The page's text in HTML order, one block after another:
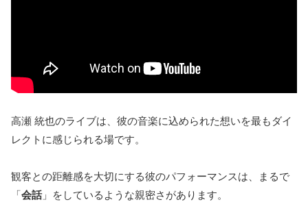
高瀬 統也のライブは、彼の音楽に込められた想いを最もダイ
レクトに感じられる場です。
観客との距離感を大切にする彼のパフォーマンスは、まるで
「会話」をしているような親密さがあります。